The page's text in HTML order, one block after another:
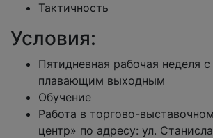
Тактичность
Условия:
Пятидневная рабочая неделя
плавающим выходным
Обучение
Работа в торгово-
центр» по адресу: ул.